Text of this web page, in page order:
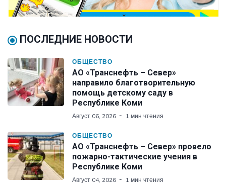
ПОСЛЕДНИЕ НОВОСТИ
ОБЩЕСТВО
АО «Транснефть – Север»
направило благотворительную
помощь детскому саду в
Республике Коми
Август 06, 2026 1 мин чтения
ОБЩЕСТВО
АО «Транснефть – Север» провело
пожарно-тактические учения в
Республике Коми
Август 04, 2026 1 мин чтения